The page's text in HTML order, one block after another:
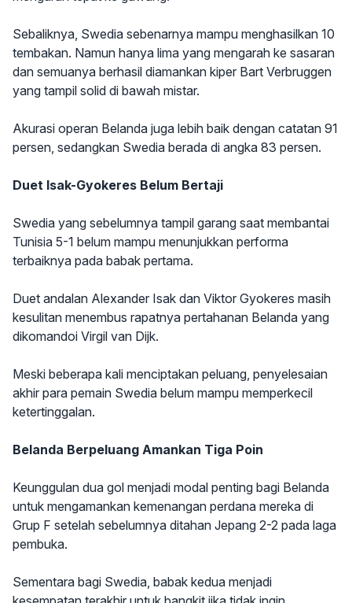
Sebaliknya, Swedia sebenarnya mampu menghasilkan 10
tembakan. Namun hanya lima yang mengarah ke sasaran
dan semuanya berhasil diamankan kiper Bart Verbruggen
yang tampil solid di bawah mistar.
Akurasi operan Belanda juga lebih baik dengan catatan 91
persen, sedangkan Swedia berada di angka 83 persen.
Duet Isak-Gyokeres Belum Bertaji
Swedia yang sebelumnya tampil garang saat membantai
Tunisia 5-1 belum mampu menunjukkan performa
terbaiknya pada babak pertama.
Duet andalan Alexander Isak dan Viktor Gyokeres masih
kesulitan menembus rapatnya pertahanan Belanda yang
dikomandoi Virgil van Dijk.
Meski beberapa kali menciptakan peluang, penyelesaian
akhir para pemain Swedia belum mampu memperkecil
ketertinggalan.
Belanda Berpeluang Amankan Tiga Poin
Keunggulan dua gol menjadi modal penting bagi Belanda
untuk mengamankan kemenangan perdana mereka di
Grup F setelah sebelumnya ditahan Jepang 2-2 pada laga
pembuka.
Sementara bagi Swedia, babak kedua menjadi